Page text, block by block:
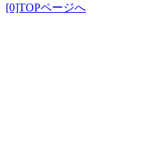
[0]TOPページへ